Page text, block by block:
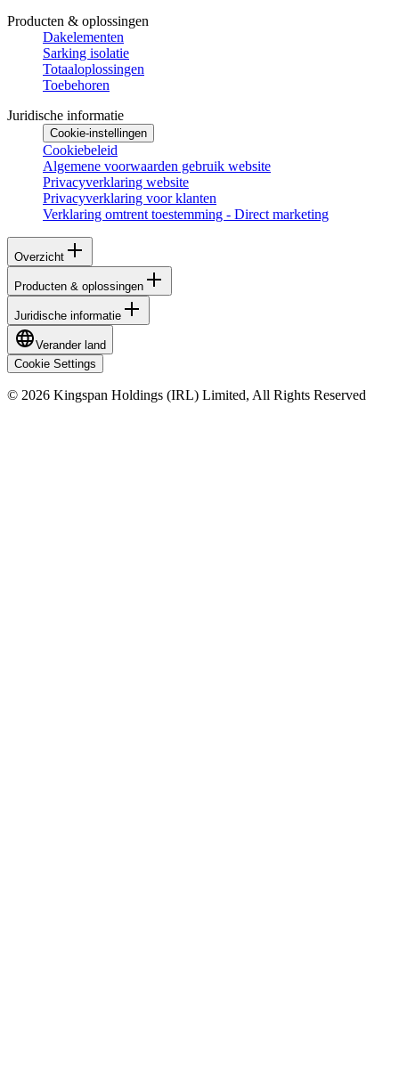
Producten & oplossingen
Dakelementen
Sarking isolatie
Totaaloplossingen
Toebehoren
Juridische informatie
Cookie-instellingen
Cookiebeleid
Algemene voorwaarden gebruik website
Privacyverklaring website
Privacyverklaring voor klanten
Verklaring omtrent toestemming - Direct marketing
Overzicht
Producten & oplossingen
Juridische informatie
Verander land
Cookie Settings
© 2026 Kingspan Holdings (IRL) Limited, All Rights Reserved